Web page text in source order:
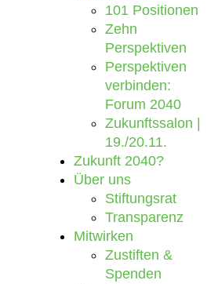
101 Positionen
Zehn
Perspektiven
Perspektiven
verbinden:
Forum 2040
Zukunftssalon |
19./20.11.
Zukunft 2040?
Über uns
Stiftungsrat
Transparenz
Mitwirken
Zustiften &
Spenden